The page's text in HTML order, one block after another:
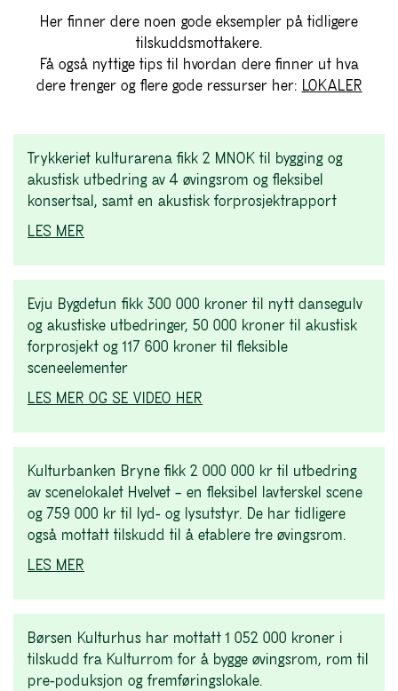
Her finner dere noen gode eksempler på tidligere
tilskuddsmottakere.
Få også nyttige tips til hvordan dere finner ut hva
dere trenger og flere gode ressurser her: LOKALER
Trykkeriet kulturarena fikk 2 MNOK til bygging og
akustisk utbedring av 4 øvingsrom og fleksibel
konsertsal, samt en akustisk forprosjektrapport
LES MER
Evju Bygdetun fikk 300 000 kroner til nytt dansegulv
og akustiske utbedringer, 50 000 kroner til akustisk
forprosjekt og 117 600 kroner til fleksible
sceneelementer
LES MER OG SE VIDEO HER
Kulturbanken Bryne fikk 2 000 000 kr til utbedring
av scenelokalet Hvelvet – en fleksibel lavterskel scene
og 759 000 kr til lyd- og lysutstyr. De har tidligere
også mottatt tilskudd til å etablere tre øvingsrom.
LES MER
Børsen Kulturhus har mottatt 1 052 000 kroner i
tilskudd fra Kulturrom for å bygge øvingsrom, rom til
pre-poduksjon og fremføringslokale.